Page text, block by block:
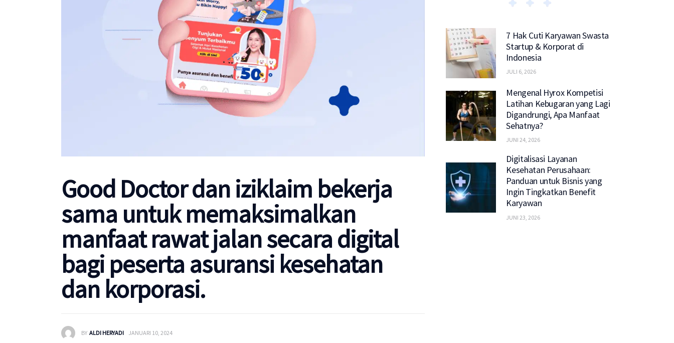
Good Doctor dan iziklaim bekerja
sama untuk memaksimalkan
manfaat rawat jalan secara digital
bagi peserta asuransi kesehatan
dan korporasi.
BY ALDI HERYADI JANUARI 10, 2024
7 Hak Cuti Karyawan Swasta
Startup & Korporat di
Indonesia
JULI 6, 2026
Mengenal Hyrox Kompetisi
Latihan Kebugaran yang Lagi
Digandrungi, Apa Manfaat
Sehatnya?
JUNI 24, 2026
Digitalisasi Layanan
Kesehatan Perusahaan:
Panduan untuk Bisnis yang
Ingin Tingkatkan Benefit
Karyawan
JUNI 23, 2026